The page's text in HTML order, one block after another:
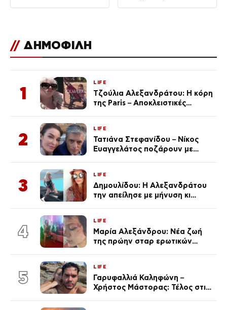
// ΔΗΜΟΦΙΛΗ
1
LIFE
Τζούλια Αλεξανδράτου: Η κόρη
της Paris – Αποκλειστικές
2
LIFE
Τατιάνα Στεφανίδου – Νίκος
Ευαγγελάτος ποζάρουν με
3
LIFE
Δημουλίδου: Η Αλεξανδράτου
την απείλησε με μήνυση κι
ποια είσαι σοκαρίστικα»
4
LIFE
Μαρία Αλεξάνδρου: Νέα ζωή
της πρώην σταρ ερωτικών
(Φωτογραφίες)
5
LIFE
Γαρυφαλλιά Καληφώνη –
Χρήστος Μάστορας: Τέλος στις